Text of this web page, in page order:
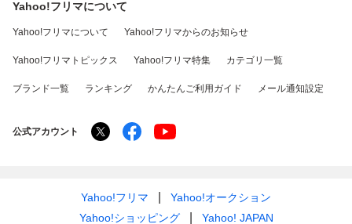
Yahoo!フリマについて
Yahoo!フリマについて Yahoo!フリマからのお知らせ
Yahoo!フリマトピックス Yahoo!フリマ特集 カテゴリ一覧
ブランド一覧 ランキング かんたんご利用ガイド メール通知設定
公式アカウント
Yahoo!フリマ
Yahoo!オークション
Yahoo!ショッピング
Yahoo! JAPAN